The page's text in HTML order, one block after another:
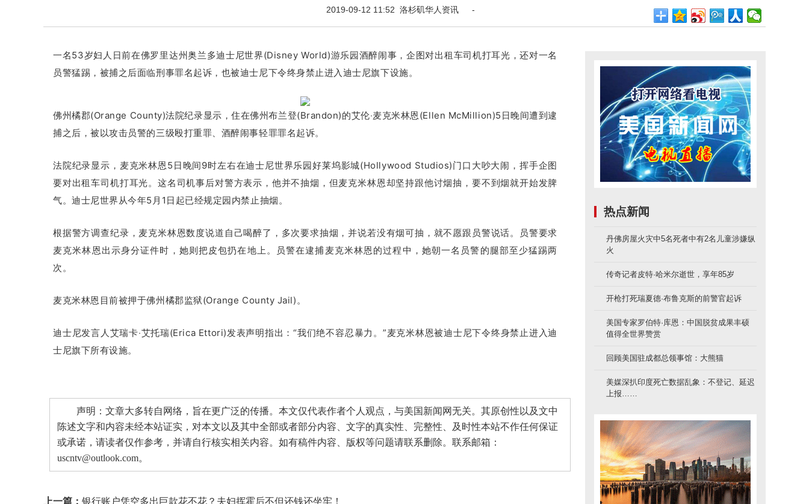
2019-09-12 11:52 洛杉矶华人资讯 -
一名53岁妇人日前在佛罗里达州奥兰多迪士尼世界(Disney World)游乐园酒醉闹事，企图对出租车司机打耳光，还对一名
员警猛踢，被捕之后面临刑事罪名起诉，也被迪士尼下令终身禁止进入迪士尼旗下设施。
佛州橘郡(Orange County)法院纪录显示，住在佛州布兰登(Brandon)的艾伦‧麦克米林恩(Ellen McMillion)5日晚间遭到逮
捕之后，被以攻击员警的三级殴打重罪、酒醉闹事轻罪罪名起诉。
法院纪录显示，麦克米林恩5日晚间9时左右在迪士尼世界乐园好莱坞影城(Hollywood Studios)门口大吵大闹，挥手企图
要对出租车司机打耳光。 这名司机事后对警方表示，他并不抽烟，但麦克米林恩却坚持跟他讨烟抽，要不到烟就开始发脾
气。迪士尼世界从今年5月1日起已经规定园内禁止抽烟。
根据警方调查纪录，麦克米林恩数度说道自己喝醉了，多次要求抽烟，并说若没有烟可抽，就不愿跟员警说话。
员警要求
麦克米林恩出示身分证件时，她则把皮包扔在地上。
员警在逮捕麦克米林恩的过程中，她朝一名员警的腿部至少猛踢两
次。
麦克米林恩目前被押于佛州橘郡监狱(Orange County Jail)。
迪士尼发言人艾瑞卡‧艾托瑞(Erica Ettori)发表声明指出：“我们绝不容忍暴力。 ”麦克米林恩被迪士尼下令终身禁止进入迪
士尼旗下所有设施。
声明：文章大多转自网络，旨在更广泛的传播。本文仅代表作者个人观点，与美国新闻网无关。其原创性以及文中
陈述文字和内容未经本站证实，对本文以及其中全部或者部分内容、文字的真实性、完整性、及时性本站不作任何保证
或承诺，请读者仅作参考，并请自行核实相关内容。如有稿件内容、版权等问题请联系删除。联系邮箱：
uscntv@outlook.com。
上一篇： 银行账户凭空多出巨款花不花？夫妇挥霍后不但还钱还坐牢！
热点新闻
丹佛房屋火灾中5名死者中有2名儿童涉嫌纵
火
传奇记者皮特·哈米尔逝世，享年85岁
开枪打死瑞夏德·布鲁克斯的前警官起诉
美国专家罗伯特·库恩：中国脱贫成果丰硕
值得全世界赞赏
回顾美国驻成都总领事馆：大熊猫
美媒深扒印度死亡数据乱象：不登记、延迟
上报……